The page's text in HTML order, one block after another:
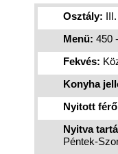
Osztály:
Menü: 450
Fekvés:
Konyha
Nyitott
Nyitva
Péntek-